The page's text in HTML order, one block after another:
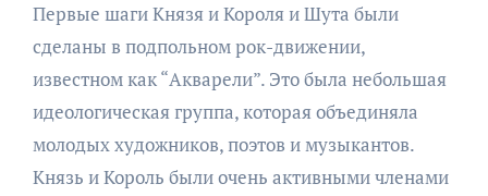
Первые шаги Князя и Короля и Шута были
сделаны в подпольном рок-движении,
известном как “Акварели”. Это была небольшая
идеологическая группа, которая объединяла
молодых художников, поэтов и музыкантов.
Князь и Король были очень активными членами